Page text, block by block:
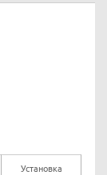
Установка